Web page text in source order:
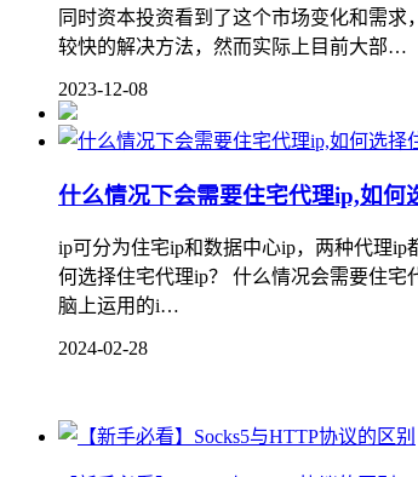
同时资本投资看到了这个市场变化和需
较快的解决方法，然而实际上目前大部…
2023-12-08
什么情况下会需要住宅代理ip,如何
ip可分为住宅ip和数据中心ip，两种代理
何选择住宅代理ip？ 什么情况会需要住
脑上运用的i…
2024-02-28